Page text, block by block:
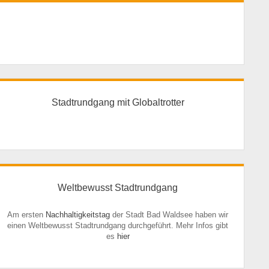
Stadtrundgang mit Globaltrotter
Weltbewusst Stadtrundgang
Am ersten Nachhaltigkeitstag der Stadt Bad Waldsee haben wir
einen Weltbewusst Stadtrundgang durchgeführt. Mehr Infos gibt
es hier